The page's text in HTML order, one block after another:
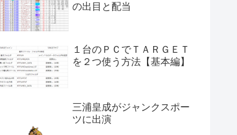
の出目と配当
１台のＰＣでＴＡＲＧＥＴ
を２つ使う方法【基本編】
三浦皇成がジャンクスポー
ツに出演